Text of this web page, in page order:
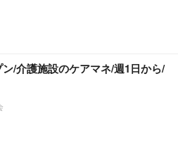
/介護施設のケアマネ/週1日から/